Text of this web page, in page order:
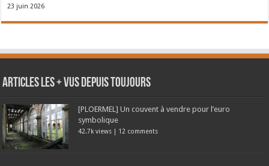
23 juin 2026
Articles les + vus depuis toujours
[PLOERMEL] Un couvent à vendre pour l’euro
symbolique
42.7k views | 12 comments